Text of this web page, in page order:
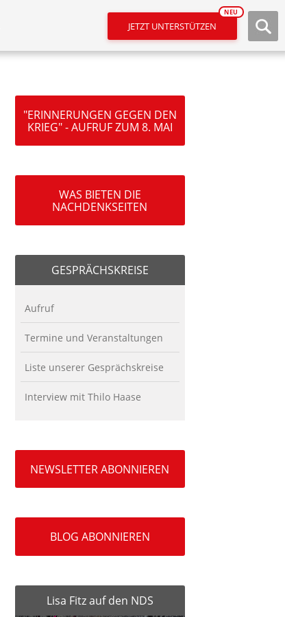
JETZT UNTERSTÜTZEN
NEU
"ERINNERUNGEN GEGEN DEN
KRIEG" - AUFRUF ZUM 8. MAI
WAS BIETEN DIE
NACHDENKSEITEN
GESPRÄCHSKREISE
Aufruf
Termine und Veranstaltungen
Liste unserer Gesprächskreise
Interview mit Thilo Haase
NEWSLETTER ABONNIEREN
BLOG ABONNIEREN
Lisa Fitz auf den NDS